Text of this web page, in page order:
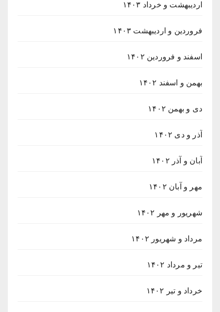
اردیبهشت و خرداد ۱۴۰۳
فروردین و اردیبهشت ۱۴۰۳
اسفند و فروردین ۱۴۰۲
بهمن و اسفند ۱۴۰۲
دی و بهمن ۱۴۰۲
آذر و دی ۱۴۰۲
آبان و آذر ۱۴۰۲
مهر و آبان ۱۴۰۲
شهریور و مهر ۱۴۰۲
مرداد و شهریور ۱۴۰۲
تیر و مرداد ۱۴۰۲
خرداد و تیر ۱۴۰۲